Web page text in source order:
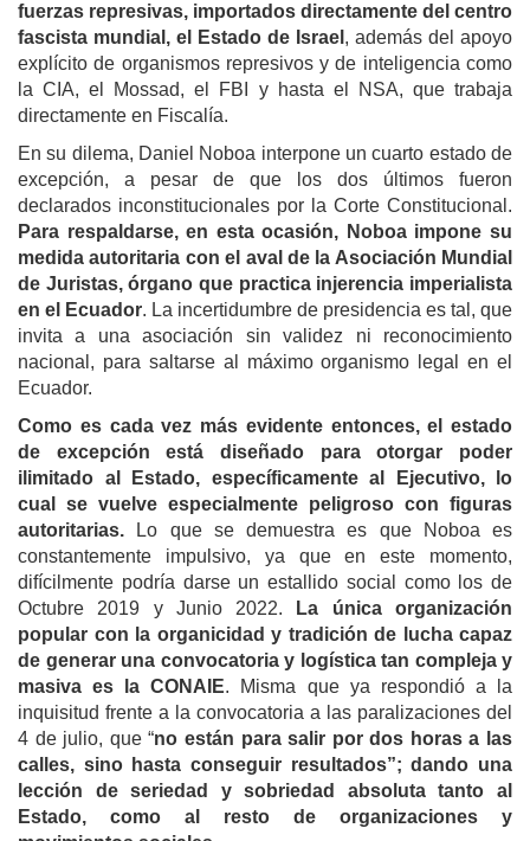
fuerzas represivas, importados directamente del centro
fascista mundial, el Estado de Israel , además del apoyo
explícito de organismos represivos y de inteligencia como
la CIA, el Mossad, el FBI y hasta el NSA, que trabaja
directamente en Fiscalía.
En su dilema, Daniel Noboa interpone un cuarto estado de
excepción, a pesar de que los dos últimos fueron
declarados inconstitucionales por la Corte Constitucional.
Para respaldarse, en esta ocasión, Noboa impone su
medida autoritaria con el aval de la Asociación Mundial
de Juristas, órgano que practica injerencia imperialista
en el Ecuador. La incertidumbre de presidencia es tal, que
invita a una asociación sin validez ni reconocimiento
nacional, para saltarse al máximo organismo legal en el
Ecuador.
Como es cada vez más evidente entonces, el estado
de excepción está diseñado para otorgar poder
ilimitado al Estado, específicamente al Ejecutivo, lo
cual se vuelve especialmente peligroso con figuras
autoritarias.
Lo que se demuestra es que Noboa es
constantemente impulsivo, ya que en este momento,
difícilmente podría darse un estallido social como los de
Octubre 2019 y Junio 2022.
La única organización
popular con la organicidad y tradición de lucha capaz
de generar una convocatoria y logística tan compleja y
masiva es la CONAIE. Misma que ya respondió a la
inquisitud frente a la convocatoria a las paralizaciones del
4 de julio, que “no están para salir por dos horas a las
calles, sino hasta conseguir resultados”; dando una
lección de seriedad y sobriedad absoluta tanto al
Estado, como al resto de organizaciones y